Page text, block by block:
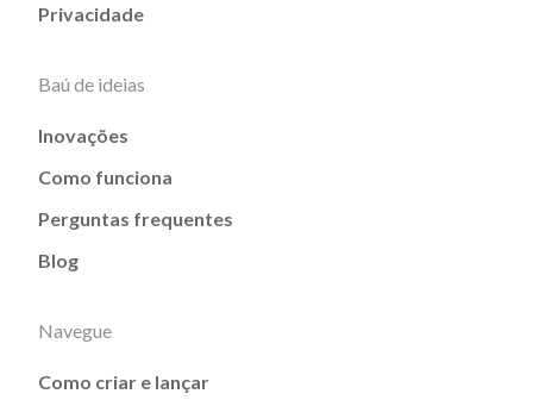
Privacidade
Baú de ideias
Inovações
Como funciona
Perguntas frequentes
Blog
Navegue
Como criar e lançar